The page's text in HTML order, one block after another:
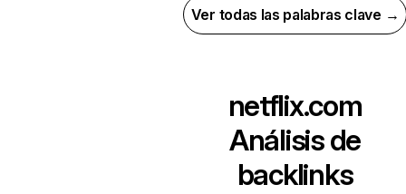
Ver todas las palabras clave →
netflix.com
Análisis de
backlinks